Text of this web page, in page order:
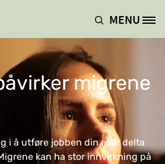
MENU
migrene
i å utføre jobben din eller delta
kan ha stor innvirkning på